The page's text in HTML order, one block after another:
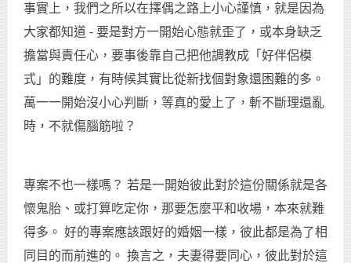
事實上，我們之所以在擇偶之路上小心謹慎，就是因為
大家都知道 - 要是對方一開始心態就歪了，或本身缺乏
擔當與責任心，要事後靠自己把他調教成「好伴侶模
式」的難度，有時候其實比從新找個對象還困難的多。
萬一一開始沒小心判斷，等真的愛上了，斬不斷理還亂
時，不就傷腦筋啦？
專案不也一樣嗎？ 若是一開始彼此對於這份關係就是各
懷鬼胎、或打算吃定你，那要怎麼平和收場，本來就難
得多。 好的專案應該跟好的婚姻一樣，彼此都是為了相
同目的而前進的。 換言之，夫妻得要同心，彼此對於這